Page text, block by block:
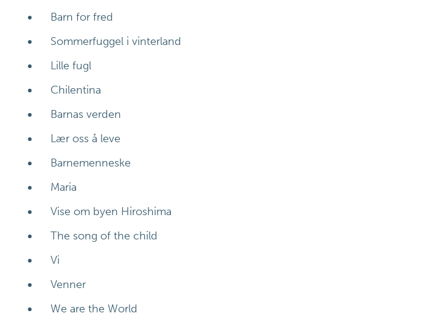
Barn for fred
Sommerfuggel i vinterland
Lille fugl
Chilentina
Barnas verden
Lær oss å leve
Barnemenneske
Maria
Vise om byen Hiroshima
The song of the child
Vi
Venner
We are the World